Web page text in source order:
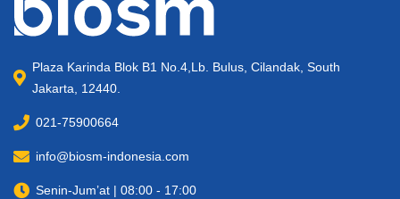
Plaza Karinda Blok B1 No.4,Lb. Bulus, Cilandak, South
Jakarta, 12440.
021-75900664
info@biosm-indonesia.com
Senin-Jum’at | 08:00 - 17:00